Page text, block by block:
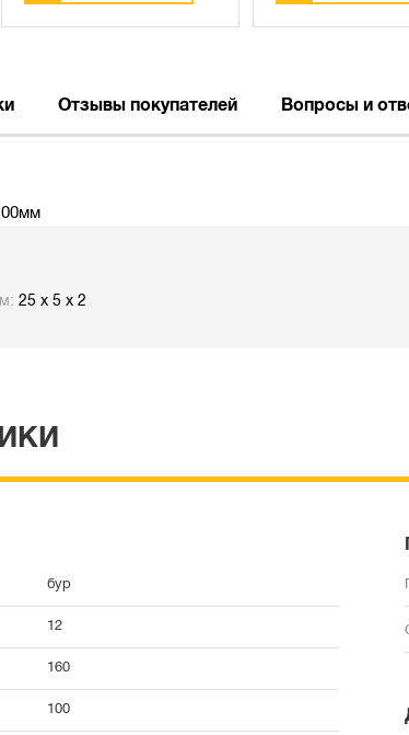
Отзывы покупателей Вопросы и
25 x 5 x 2
бур
12
160
100